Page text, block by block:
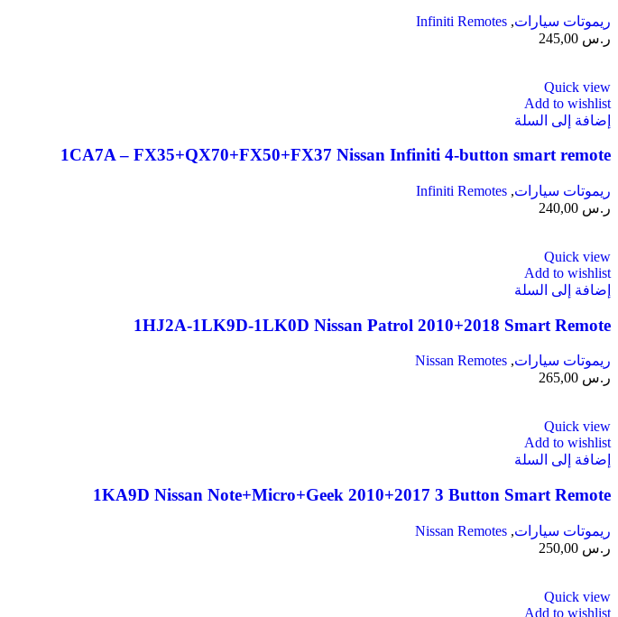
ريموتات سيارات,
Infiniti Remotes
ر.س
Quick view
Add to wishlist
إضافة إلى السلة
1CA7A – FX35+QX70+FX50+FX37 Nissan Infiniti 4-button smart remote
ريموتات سيارات,
Infiniti Remotes
ر.س
Quick view
Add to wishlist
إضافة إلى السلة
1HJ2A-1LK9D-1LK0D Nissan Patrol 2010+2018 Smart Remote
ريموتات سيارات,
Nissan Remotes
ر.س
Quick view
Add to wishlist
إضافة إلى السلة
1KA9D Nissan Note+Micro+Geek 2010+2017 3 Button Smart Remote
ريموتات سيارات,
Nissan Remotes
ر.س
Quick view
Add to wishlist